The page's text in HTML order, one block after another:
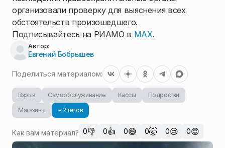
организовали проверку для выяснения всех
обстоятельств произошедшего.
Подписывайтесь на РИАМО в MAX.
Автор:
Евгений Бобрышев
Поделиться материалом:
Взрыв Самообслуживание Кассы
Подростки
Магазины
+ 2 тегов
Как вам материал? 0👎 0👍 0😄 0🤯 0😢 0😡